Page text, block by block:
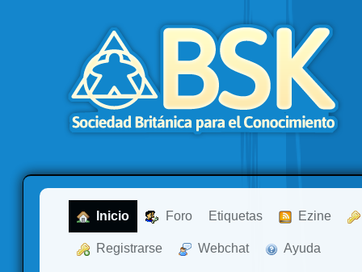
Inicio Foro Etiquetas Ezine
Registrarse Webchat Ayuda